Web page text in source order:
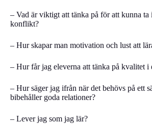
– Vad är viktigt att tänka på för att kunna ta
konflikt?
– Hur skapar man motivation och lust att
– Hur får jag eleverna att tänka på kvalitet i
– Hur säger jag ifrån när det behövs på ett
bibehåller goda relationer?
– Lever jag som jag lär?